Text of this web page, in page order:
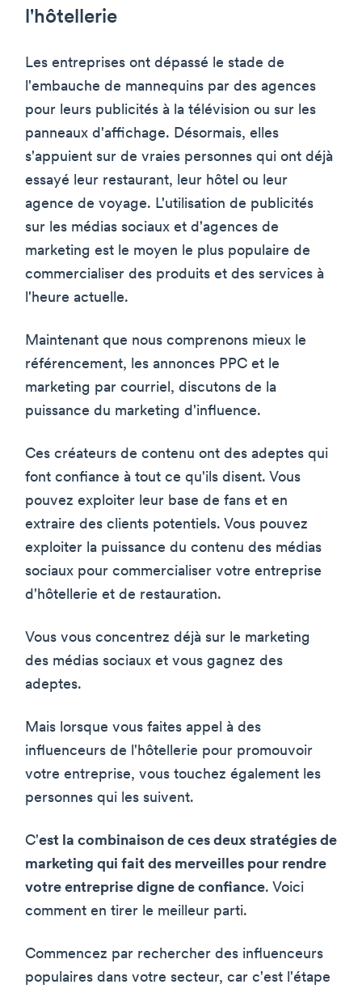
l'hôtellerie
Les entreprises ont dépassé le stade de
l'embauche de mannequins par des agences
pour leurs publicités à la télévision ou sur les
panneaux d'affichage. Désormais, elles
s'appuient sur de vraies personnes qui ont déjà
essayé leur restaurant, leur hôtel ou leur
agence de voyage. L'utilisation de publicités
sur les médias sociaux et d'agences de
marketing est le moyen le plus populaire de
commercialiser des produits et des services à
l'heure actuelle.
Maintenant que nous comprenons mieux le
référencement, les annonces PPC et le
marketing par courriel, discutons de la
puissance du marketing d'influence.
Ces créateurs de contenu ont des adeptes qui
font confiance à tout ce qu'ils disent. Vous
pouvez exploiter leur base de fans et en
extraire des clients potentiels. Vous pouvez
exploiter la puissance du contenu des médias
sociaux pour commercialiser votre entreprise
d'hôtellerie et de restauration.
Vous vous concentrez déjà sur le marketing
des médias sociaux et vous gagnez des
adeptes.
Mais lorsque vous faites appel à des
influenceurs de l'hôtellerie pour promouvoir
votre entreprise, vous touchez également les
personnes qui les suivent.
C'est la combinaison de ces deux stratégies de
marketing qui fait des merveilles pour rendre
votre entreprise digne de confiance. Voici
comment en tirer le meilleur parti.
Commencez par rechercher des influenceurs
populaires dans votre secteur, car c'est l'étape